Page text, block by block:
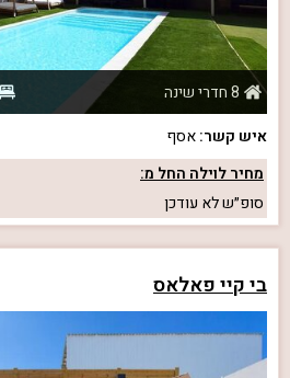
8 חדרי שינה
איש קשר:אסף
מחיר לוילה החל מ:
סופ״שלא עודכן
בי קיי פאלאס